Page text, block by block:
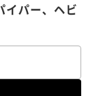
パー、ヘビ